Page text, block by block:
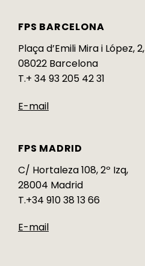
FPS BARCELONA
Plaça d’Emili Mira i López, 2,
08022 Barcelona
T.+ 34 93 205 42 31
E-mail
FPS MADRID
C/ Hortaleza 108, 2º Izq,
28004 Madrid
T.+34 910 38 13 66
E-mail